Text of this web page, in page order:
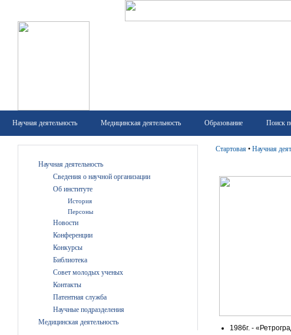
Научная деятельность Медицинская деятельность Образование Поиск
Научная деятельность
Сведения о научной организации
Об институте
История
Персоны
Новости
Конференции
Конкурсы
Библиотека
Совет молодых ученых
Контакты
Патентная служба
Научные подразделения
Медицинская деятельность
Стартовая • Научная
1986г. -